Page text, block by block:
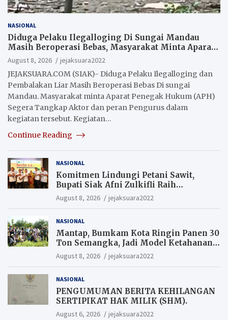
NASIONAL
Diduga Pelaku Ilegalloging Di Sungai Mandau
Masih Beroperasi Bebas, Masyarakat Minta Aparat
Penegak Hukum Segera Tangkap Aktor Dan
Pengurus.
August 8, 2026
jejaksuara2022
JEJAKSUARA.COM (SIAK)- Diduga Pelaku Ilegalloging dan
Pembalakan Liar Masih Beroperasi Bebas Di sungai
Mandau. Masyarakat minta Aparat Penegak Hukum (APH)
Segera Tangkap Aktor dan peran Pengurus dalam
kegiatan tersebut. Kegiatan…
Continue Reading
NASIONAL
Komitmen Lindungi Petani Sawit,
Bupati Siak Afni Zulkifli Raih
Penghargaan SIEXPO 2026
August 8, 2026 jejaksuara2022
NASIONAL
Mantap, Bumkam Kota Ringin Panen 30
Ton Semangka, Jadi Model Ketahanan
Pangan Siak.
August 8, 2026 jejaksuara2022
NASIONAL
PENGUMUMAN BERITA KEHILANGAN
SERTIPIKAT HAK MILIK (SHM).
August 6, 2026 jejaksuara2022